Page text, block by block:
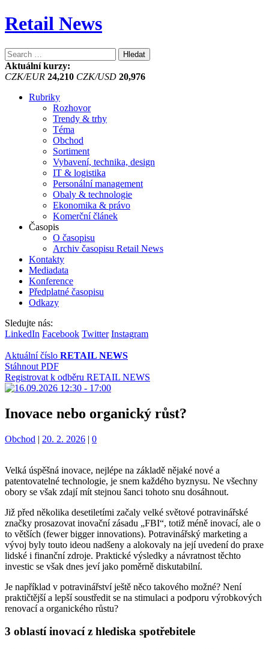
Retail News
Vyhledávání
Aktuální kurzy:
CZK/EUR 24,210 CZK/USD 20,976
Rubriky
Rozhovor
Trendy & trhy
Téma
Obchod
Sortiment
Vybavení, technika, design
IT & logistika
Personální management
Obaly & technologie
Ekonomika & právo
Komerční článek
Časopis
O časopisu
Archiv časopisu Retail News
Kontakty
Mediadata
Konference
Předplatné časopisu
Odkazy
Sledujte nás:
LinkedIn Facebook Twitter Instagram
Aktuální číslo RETAIL NEWS
Stáhnout PDF
Registrovat k odběru RETAIL NEWS
Inovace nebo organický růst?
Kategorie:
Obchod | 20. 2. 2026 | 0
Velká úspěšná inovace, nejlépe na základě nějaké nové a
patentovatelné technologie, je snem každého byznysu. Ne všechny
obory se však zdají mít stejnou šanci tohoto snu dosáhnout.
Již před několika desetiletími začaly velké světové potravinářské
značky prosazovat inovační zásadu „FBI“, totiž méně inovací, ale o
to větších (fewer bigger innovations). Potravinářský marketing a
vývoj byly touto ideou nadšeny a alokovaly na její uvedení do praxe
lidské i finanční zdroje. Praktické výsledky a návratnost těchto
investic se však dnes jeví jako poměrně diskutabilní.
Je například v potravinářství ještě něco takového možné? Není
praktičtější a lepší soustředit se na stimulaci a podporu výrobkových
renovací a organického růstu?
3 oblastí inovací z hlediska spotřebitele